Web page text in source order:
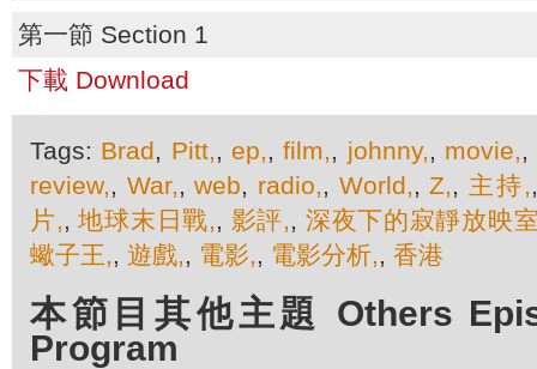
第一節 Section 1
下載 Download
Tags: Brad, Pitt,, ep,,film,, johnny,, movie,,
review,, War,,web, radio,, World,,Z,, 主持,
片,,地球末日戰,, 影評,, 深夜下的寂靜放映
蠍子王,, 遊戲,, 電影,, 電影分析,, 香港
本節目其他主題 Others
Program